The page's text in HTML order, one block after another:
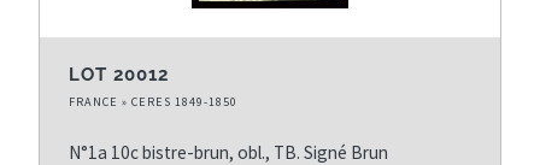
LOT 20012
FRANCE » CERES 1849-1850
N°1a 10c bistre-brun, obl., TB. Signé Brun